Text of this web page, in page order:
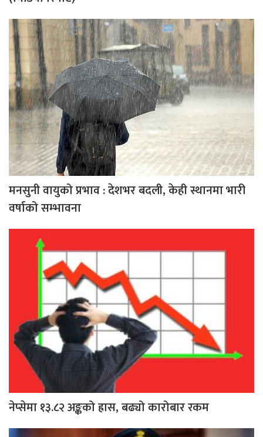
मनसुनी वायुको प्रभाव : देशभर बदली, केही स्थानमा भारी
वर्षाको सम्भावना
नेप्सेमा १३.८२ अङ्कको ह्रास, बढ्यो कारोबार रकम